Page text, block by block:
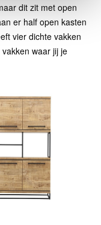
dit zit met open
er half open kasten
vier dichte vakken
waar jij je